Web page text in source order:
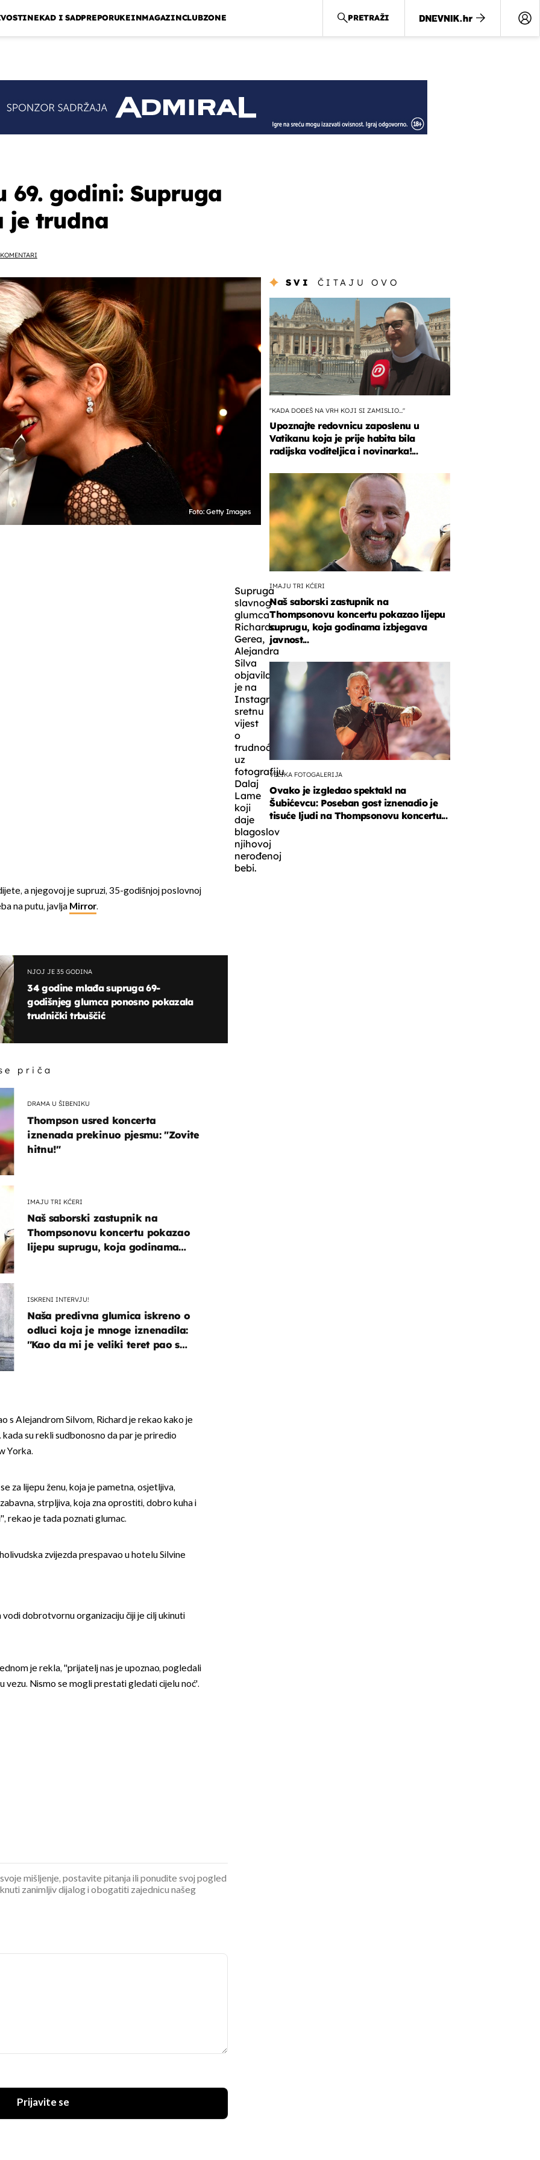
NEKAD I SADPREPORUKEINMAGAZINCLUBZONE PRETRAŽI
69. godini: Supruga
je trudna
KOMENTARI
Foto: Getty Images
Supruga
slavnog
glumca
Richarda
Gerea,
Alejandra
Silva
objavila
je na
Instagramu
sretnu
vijest
o
trudnoći
uz
fotografiju
Dalaj
Lame
koji
daje
blagoslov
njihovoj
nerođenoj
bebi.
a njegovoj je supruzi, 35-godišnjoj poslovnoj
na putu, javlja Mirror.
NJOJ JE 35 GODINA
34 godine mlađa supruga 69-
godišnjeg glumca ponosno pokazala
trudnički trbuščić
priča
DRAMA U ŠIBENIKU
Thompson usred koncerta
iznenada prekinuo pjesmu: "Zovite
hitnu!"
IMAJU TRI KĆERI
Naš saborski zastupnik na
Thompsonovu koncertu pokazao
lijepu suprugu, koja godinama
ISKRENI INTERVJU!
Naša predivna glumica iskreno o
odluci koja je mnoge iznenadila:
''Kao da mi je veliki teret pao s
s Alejandrom Silvom, Richard je rekao kako je
su rekli sudbonosno da par je priredio
Yorka.
za lijepu ženu, koja je pametna, osjetljiva,
strpljiva, koja zna oprostiti, dobro kuha i
rekao je tada poznati glumac.
zvijezda prespavao u hotelu Silvine
dobrotvornu organizaciju čiji je cilj ukinuti
je rekla, ''prijatelj nas je upoznao, pogledali
vezu. Nismo se mogli prestati gledati cijelu noć'.
SVI ČITAJU OVO
"KADA DOĐEŠ NA VRH KOJI SI ZAMISLIO..."
Upoznajte redovnicu zaposlenu u
Vatikanu koja je prije habita bila
radijska voditeljica i novinarka!...
IMAJU TRI KĆERI
Naš saborski zastupnik na
Thompsonovu koncertu pokazao lijepu
suprugu, koja godinama izbjegava
javnost...
VELIKA FOTOGALERIJA
Ovako je izgledao spektakl na
Šubićevcu: Poseban gost iznenadio je
tisuće ljudi na Thompsonovu koncertu...
mišljenje, postavite pitanja ili ponudite svoj pogled
zanimljiv dijalog i obogatiti zajednicu našeg
Prijavite se